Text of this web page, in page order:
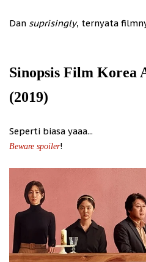
Dan suprisingly, ternyata
Sinopsis Film Korea
(2019)
Seperti biasa yaaa...
Beware spoiler!